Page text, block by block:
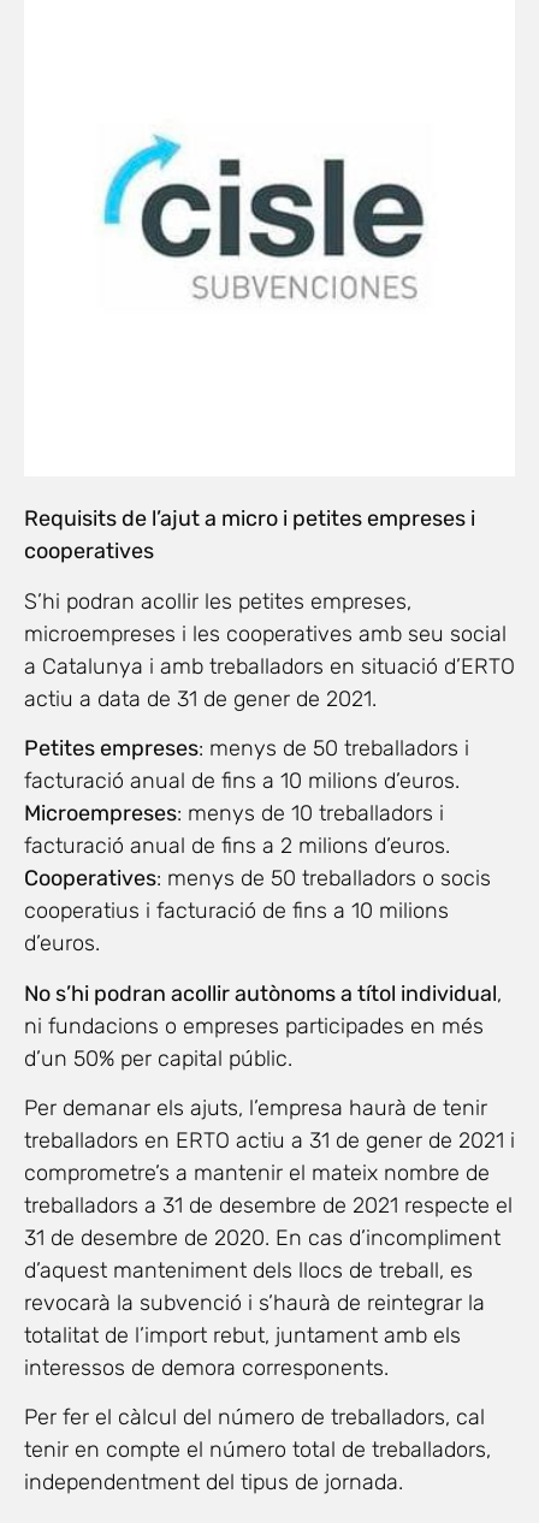
Requisits de l’ajut a micro i petites empreses i
cooperatives
S’hi podran acollir les petites empreses,
microempreses i les cooperatives amb seu social
a Catalunya i amb treballadors en situació d’ERTO
actiu a data de 31 de gener de 2021.
Petites empreses: menys de 50 treballadors i
facturació anual de fins a 10 milions d’euros.
Microempreses: menys de 10 treballadors i
facturació anual de fins a 2 milions d’euros.
Cooperatives: menys de 50 treballadors o socis
cooperatius i facturació de fins a 10 milions
d’euros.
No s’hi podran acollir autònoms a títol individual,
ni fundacions o empreses participades en més
d’un 50% per capital públic.
Per demanar els ajuts, l’empresa haurà de tenir
treballadors en ERTO actiu a 31 de gener de 2021 i
comprometre’s a mantenir el mateix nombre de
treballadors a 31 de desembre de 2021 respecte el
31 de desembre de 2020. En cas d’incompliment
d’aquest manteniment dels llocs de treball, es
revocarà la subvenció i s’haurà de reintegrar la
totalitat de l’import rebut, juntament amb els
interessos de demora corresponents.
Per fer el càlcul del número de treballadors, cal
tenir en compte el número total de treballadors,
independentment del tipus de jornada.